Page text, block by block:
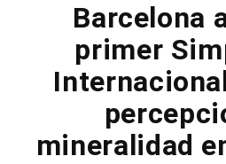
Barcelona
primer
mineralidad